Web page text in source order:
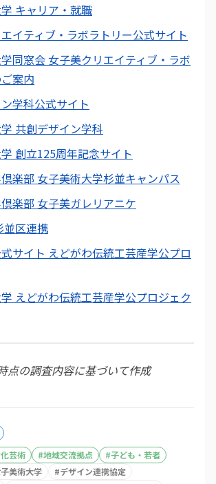
キャリア・就職
イティブ・ラボラトリー公式サイト
同窓会 女子美クリエイティブ・ラボ
案内
学科公式サイト
共創デザイン学科
創立125周年記念サイト
楽部 女子美術大学杉並キャンパス
楽部 女子美ガレリアニケ
並区連携
サイト えどがわ伝統工芸産学公プロ
えどがわ伝統工芸産学公プロジェク
点の調査内容に基づいて作成
芸術 #地域交流拠点 #子ども・若者
美術大学 #デザイン連携協定